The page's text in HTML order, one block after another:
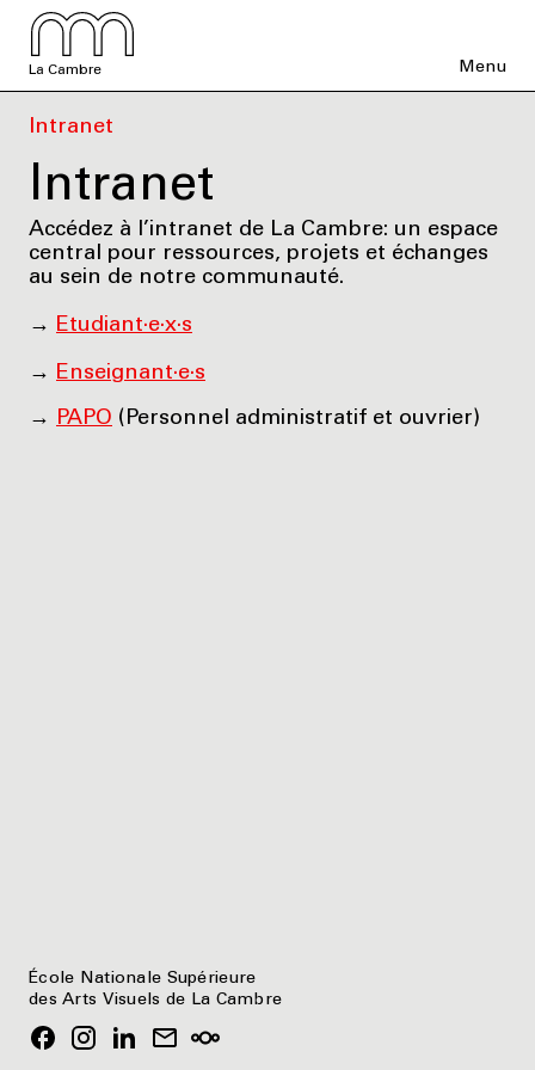
La Cambre Menu
Intranet
Intranet
Accédez à l’intranet de La Cambre: un espace
central pour ressources, projets et échanges
au sein de notre communauté.
→ Etudiant·e·x·s
→ Enseignant·e·s
→ PAPO (Personnel administratif et ouvrier)
École Nationale Supérieure
des Arts Visuels de La Cambre